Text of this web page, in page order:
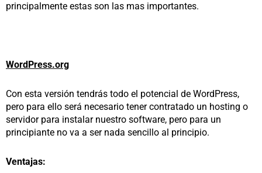
principalmente estas son las mas importantes.
WordPress.org
Con esta versión tendrás todo el potencial de WordPress,
pero para ello será necesario tener contratado un hosting o
servidor para instalar nuestro software, pero para un
principiante no va a ser nada sencillo al principio.
Ventajas: